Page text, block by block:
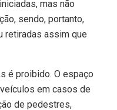
mas não
sendo, portanto,
retiradas assim que
é proibido. O espaço
em casos de
de pedestres,